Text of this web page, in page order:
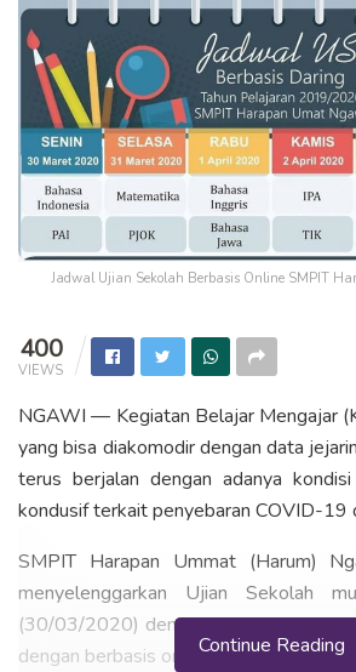
Jadwal Ujian Sekolah Berbasis Online SMPIT
400
VIEWS
NGAWI — Kegiatan Belajar Mengajar
yang bisa diakomodir dengan data
terus berjalan dengan adanya
kondusif terkait penyebaran COVID-19
SMPIT Harapan Ummat (Harum)
menyelenggarkan Ujian Sekolah
(30/03/2020) dengan tatap muka,
dengan berbasis online.Continue Reading